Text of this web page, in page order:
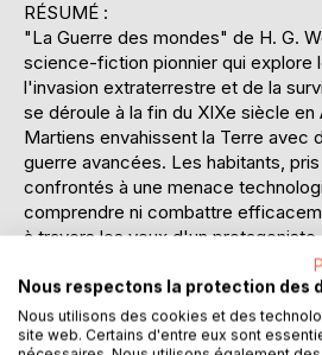
RÉSUMÉ :
"La Guerre des mondes" de H. G.
science-fiction pionnier qui explore
l'invasion extraterrestre et de la
se déroule à la fin du XIXe siècle
Martiens envahissent la Terre avec
guerre avancées. Les habitants,
confrontés à une menace
comprendre ni combattre
à travers les yeux d'un
fuite désespérée à travers un
et la confusion règnent alors que les
rayons destructeurs et d'un poison
inexorablement. Wells utilise cette
Nous respectons la protection des
Nous utilisons des cookies et des
site web. Certains d'entre eux sont